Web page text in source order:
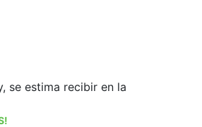
se estima recibir en la